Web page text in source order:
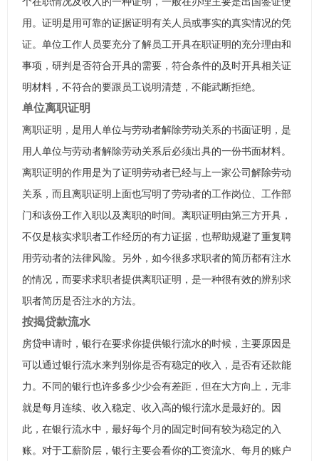
用。证明是用可靠的证据证明有关人员或事实的真实情况的凭
证。单位工作人员要充分了解员工开具在职证明的充分理由和
事项，研判是否符合开具的需要，符合条件的及时开具相关证
明材料，不符合的要跟员工说明清楚，不能武断拒绝。
单位离职证明
离职证明，是用人单位与劳动者解除劳动关系的书面证明，是
用人单位与劳动者解除劳动关系后必须出具的一份书面材料。
离职证明的作用是为了证明劳动者已经与上一家公司解除劳动
关系，而且离职证明上面也写明了劳动者的工作岗位、工作部
门和该份工作入职以及离职的时间。离职证明由第三方开具，
不仅是核实求职者工作经历的有力证据，也帮助规避了重复聘
用劳动者的法律风险。另外，如今很多求职者的简历都有注水
的情况，而要求求职者提供离职证明，是一种很有效的辨别求
职者简历是否注水的方法。
按揭贷款流水
房贷申请时，银行在要求你提供银行流水的时候，主要原因是
可以通过银行流水来判别你是否有稳定的收入，是否有还款能
力。不同的银行也许多多少少会有差距，但在大方向上，无非
就是每月连续、收入稳定、收入高的银行流水是最好的。因
此，在银行流水中，最好每个月的固定时间有较为稳定的入
账。对于工薪阶层，银行主要会看你的工资流水、每月的账户